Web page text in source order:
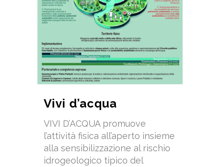
Vivi d’acqua
VIVI D’ACQUA promuove
l’attività fisica all’aperto insieme
alla sensibilizzazione al rischio
idrogeologico tipico del